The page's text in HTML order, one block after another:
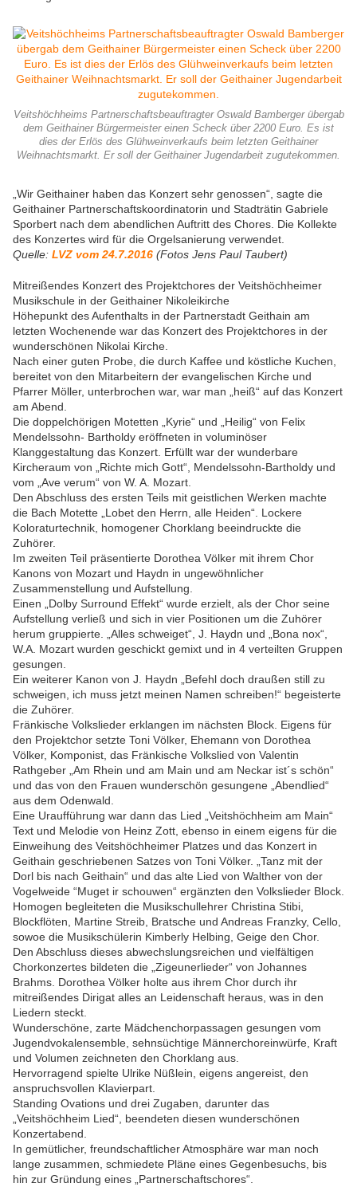
Veitshöchheims Partnerschaftsbeauftragter Oswald Bamberger übergab
dem Geithainer Bürgermeister einen Scheck über 2200 Euro. Es ist
dies der Erlös des Glühweinverkaufs beim letzten Geithainer
Weihnachtsmarkt. Er soll der Geithainer Jugendarbeit zugutekommen.
„Wir Geithainer haben das Konzert sehr genossen“, sagte die
Geithainer Partnerschaftskoordinatorin und Stadträtin Gabriele
Sporbert nach dem abendlichen Auftritt des Chores. Die Kollekte
des Konzertes wird für die Orgelsanierung verwendet.
Quelle: LVZ vom 24.7.2016 (Fotos Jens Paul Taubert)
Mitreißendes Konzert des Projektchores der Veitshöchheimer
Musikschule in der Geithainer Nikoleikirche
Höhepunkt des Aufenthalts in der Partnerstadt Geithain am
letzten Wochenende war das Konzert des Projektchores in der
wunderschönen Nikolai Kirche.
Nach einer guten Probe, die durch Kaffee und köstliche Kuchen,
bereitet von den Mitarbeitern der evangelischen Kirche und
Pfarrer Möller, unterbrochen war, war man „heiß“ auf das Konzert
am Abend.
Die doppelchörigen Motetten „Kyrie“ und „Heilig“ von Felix
Mendelssohn- Bartholdy eröffneten in voluminöser
Klanggestaltung das Konzert. Erfüllt war der wunderbare
Kircheraum von „Richte mich Gott“, Mendelssohn-Bartholdy und
vom „Ave verum“ von W. A. Mozart.
Den Abschluss des ersten Teils mit geistlichen Werken machte
die Bach Motette „Lobet den Herrn, alle Heiden“. Lockere
Koloraturtechnik, homogener Chorklang beeindruckte die
Zuhörer.
Im zweiten Teil präsentierte Dorothea Völker mit ihrem Chor
Kanons von Mozart und Haydn in ungewöhnlicher
Zusammenstellung und Aufstellung.
Einen „Dolby Surround Effekt“ wurde erzielt, als der Chor seine
Aufstellung verließ und sich in vier Positionen um die Zuhörer
herum gruppierte. „Alles schweiget“, J. Haydn und „Bona nox“,
W.A. Mozart wurden geschickt gemixt und in 4 verteilten Gruppen
gesungen.
Ein weiterer Kanon von J. Haydn „Befehl doch draußen still zu
schweigen, ich muss jetzt meinen Namen schreiben!“ begeisterte
die Zuhörer.
Fränkische Volkslieder erklangen im nächsten Block. Eigens für
den Projektchor setzte Toni Völker, Ehemann von Dorothea
Völker, Komponist, das Fränkische Volkslied von Valentin
Rathgeber „Am Rhein und am Main und am Neckar ist´s schön“
und das von den Frauen wunderschön gesungene „Abendlied“
aus dem Odenwald.
Eine Uraufführung war dann das Lied „Veitshöchheim am Main“
Text und Melodie von Heinz Zott, ebenso in einem eigens für die
Einweihung des Veitshöchheimer Platzes und das Konzert in
Geithain geschriebenen Satzes von Toni Völker. „Tanz mit der
Dorl bis nach Geithain“ und das alte Lied von Walther von der
Vogelweide “Muget ir schouwen“ ergänzten den Volkslieder Block.
Homogen begleiteten die Musikschullehrer Christina Stibi,
Blockflöten, Martine Streib, Bratsche und Andreas Franzky, Cello,
sowoe die Musikschülerin Kimberly Helbing, Geige den Chor.
Den Abschluss dieses abwechslungsreichen und vielfältigen
Chorkonzertes bildeten die „Zigeunerlieder“ von Johannes
Brahms. Dorothea Völker holte aus ihrem Chor durch ihr
mitreißendes Dirigat alles an Leidenschaft heraus, was in den
Liedern steckt.
Wunderschöne, zarte Mädchenchorpassagen gesungen vom
Jugendvokalensemble, sehnsüchtige Männerchoreinwürfe, Kraft
und Volumen zeichneten den Chorklang aus.
Hervorragend spielte Ulrike Nüßlein, eigens angereist, den
anspruchsvollen Klavierpart.
Standing Ovations und drei Zugaben, darunter das
„Veitshöchheim Lied“, beendeten diesen wunderschönen
Konzertabend.
In gemütlicher, freundschaftlicher Atmosphäre war man noch
lange zusammen, schmiedete Pläne eines Gegenbesuchs, bis
hin zur Gründung eines „Partnerschaftschores“.